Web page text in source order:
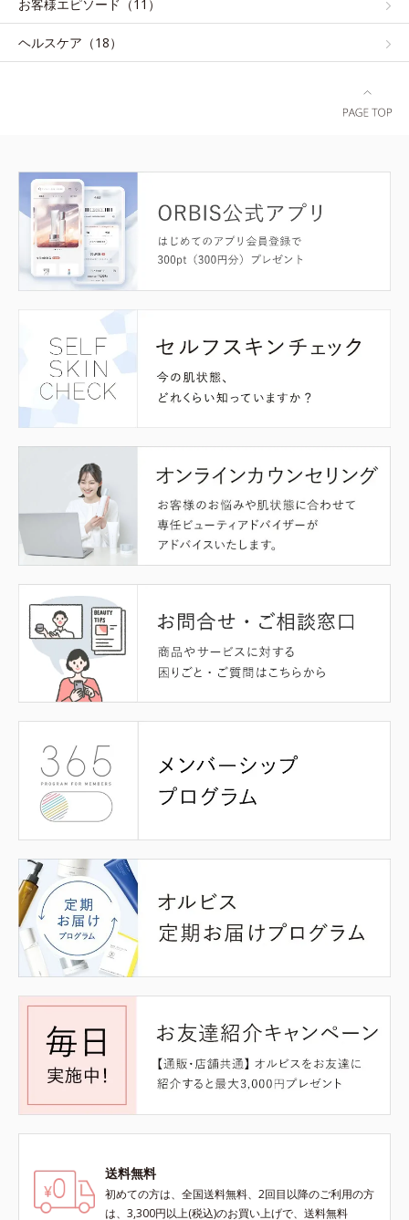
お客様エピソード（11）
ヘルスケア（18）
送料無料
初めての方は、全国送料無料、2回目以降のご利用の方
は、3,300円以上(税込)のお買い上げで、送料無料